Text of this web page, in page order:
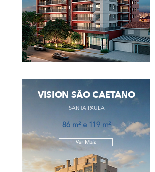
VISION SÃO CAETANO
SANTA PAULA
86 m² e 119 m²
Ver Mais